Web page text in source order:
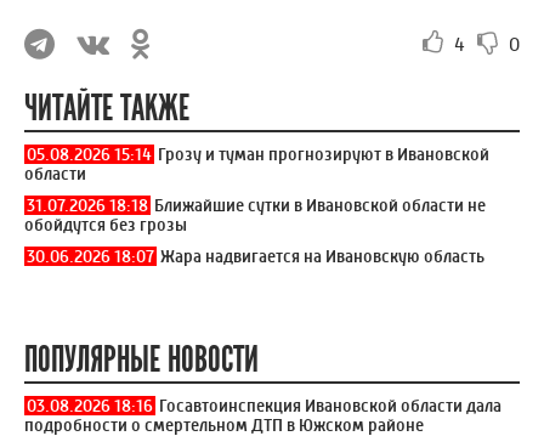
4 0
ЧИТАЙТЕ ТАКЖЕ
05.08.2026 15:14 Грозу и туман прогнозируют в Ивановской
области
31.07.2026 18:18 Ближайшие сутки в Ивановской области не
обойдутся без грозы
30.06.2026 18:07 Жара надвигается на Ивановскую область
ПОПУЛЯРНЫЕ НОВОСТИ
03.08.2026 18:16 Госавтоинспекция Ивановской области дала
подробности о смертельном ДТП в Южском районе